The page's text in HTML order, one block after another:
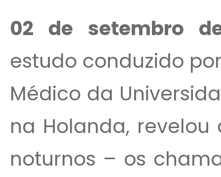
02 de setembro
estudo conduzido
Médico da
na Holanda,
noturnos – os